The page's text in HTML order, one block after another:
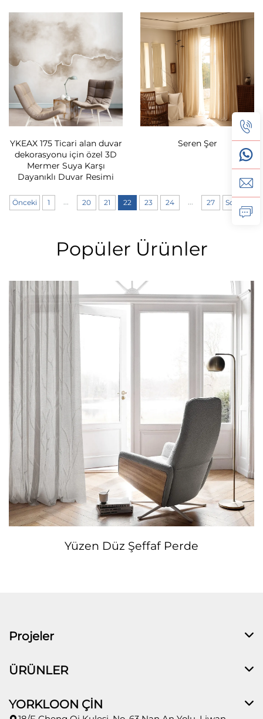
YKEAX 175 Ticari alan duvar
dekorasyonu için özel 3D
Mermer Suya Karşı
Dayanıklı Duvar Resimi
Seren Şer
Önceki 1 ... 20 21 22 23 24 ... 27 Sonraki
Popüler Ürünler
Yüzen Düz Şeffaf Perde
Projeler
ÜRÜNLER
YORKLOON ÇİN